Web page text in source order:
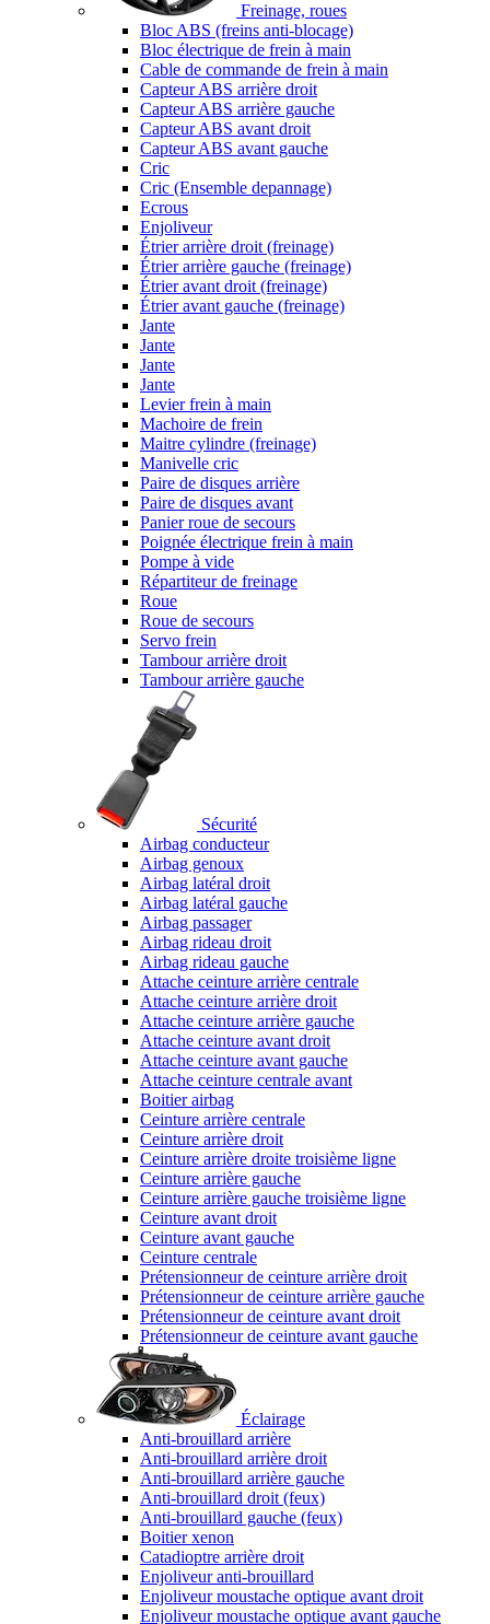
Freinage, roues
Bloc ABS (freins anti-blocage)
Bloc électrique de frein à main
Cable de commande de frein à main
Capteur ABS arrière droit
Capteur ABS arrière gauche
Capteur ABS avant droit
Capteur ABS avant gauche
Cric
Cric (Ensemble depannage)
Ecrous
Enjoliveur
Étrier arrière droit (freinage)
Étrier arrière gauche (freinage)
Étrier avant droit (freinage)
Étrier avant gauche (freinage)
Jante
Jante
Jante
Jante
Levier frein à main
Machoire de frein
Maitre cylindre (freinage)
Manivelle cric
Paire de disques arrière
Paire de disques avant
Panier roue de secours
Poignée électrique frein à main
Pompe à vide
Répartiteur de freinage
Roue
Roue de secours
Servo frein
Tambour arrière droit
Tambour arrière gauche
Sécurité
Airbag conducteur
Airbag genoux
Airbag latéral droit
Airbag latéral gauche
Airbag passager
Airbag rideau droit
Airbag rideau gauche
Attache ceinture arrière centrale
Attache ceinture arrière droit
Attache ceinture arrière gauche
Attache ceinture avant droit
Attache ceinture avant gauche
Attache ceinture centrale avant
Boitier airbag
Ceinture arrière centrale
Ceinture arrière droit
Ceinture arrière droite troisième ligne
Ceinture arrière gauche
Ceinture arrière gauche troisième ligne
Ceinture avant droit
Ceinture avant gauche
Ceinture centrale
Prétensionneur de ceinture arrière droit
Prétensionneur de ceinture arrière gauche
Prétensionneur de ceinture avant droit
Prétensionneur de ceinture avant gauche
Éclairage
Anti-brouillard arrière
Anti-brouillard arrière droit
Anti-brouillard arrière gauche
Anti-brouillard droit (feux)
Anti-brouillard gauche (feux)
Boitier xenon
Catadioptre arrière droit
Enjoliveur anti-brouillard
Enjoliveur moustache optique avant droit
Enjoliveur moustache optique avant gauche